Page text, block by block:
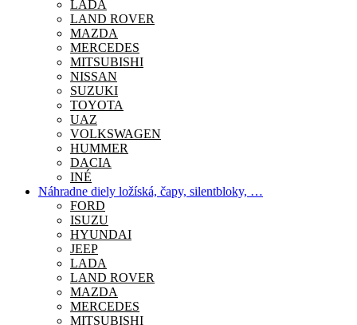
LADA
LAND ROVER
MAZDA
MERCEDES
MITSUBISHI
NISSAN
SUZUKI
TOYOTA
UAZ
VOLKSWAGEN
HUMMER
DACIA
INÉ
Náhradne diely ložíská, čapy, silentbloky, …
FORD
ISUZU
HYUNDAI
JEEP
LADA
LAND ROVER
MAZDA
MERCEDES
MITSUBISHI